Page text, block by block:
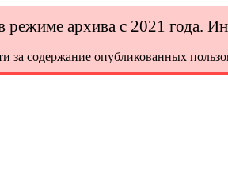
в режиме архива с 2021 года.
за содержание опубликованных